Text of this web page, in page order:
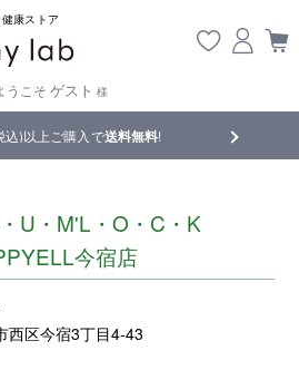
康ストア
うこそ ゲスト 様
込)以上ご購入で送料無料! 【重要】
U・M'L・O・C・K
今宿店
西区今宿3丁目4-43